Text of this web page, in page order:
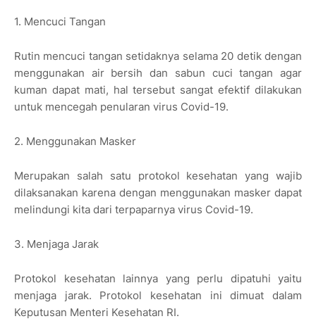
1. Mencuci Tangan
Rutin mencuci tangan setidaknya selama 20 detik dengan
menggunakan air bersih dan sabun cuci tangan agar
kuman dapat mati, hal tersebut sangat efektif dilakukan
untuk mencegah penularan virus Covid-19.
2. Menggunakan Masker
Merupakan salah satu protokol kesehatan yang wajib
dilaksanakan karena dengan menggunakan masker dapat
melindungi kita dari terpaparnya virus Covid-19.
3. Menjaga Jarak
Protokol kesehatan lainnya yang perlu dipatuhi yaitu
menjaga jarak. Protokol kesehatan ini dimuat dalam
Keputusan Menteri Kesehatan RI.